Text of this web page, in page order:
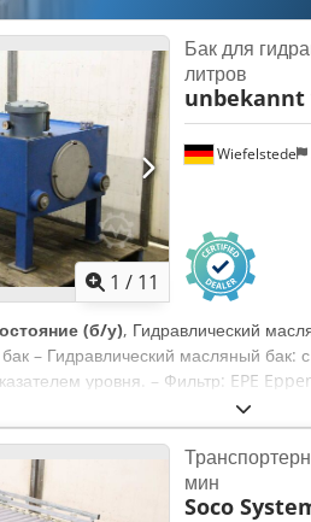
1 / 11
Wiefelstede
Бак для
литров
unbekannt
(б/у), Гидравлический
– Гидравлический масляный
уровня. – Фильтр: EPE
Bosch. Cedohuk N Ejpfx
– Размеры: 1870/730/H1070 мм. –
мин
Soco